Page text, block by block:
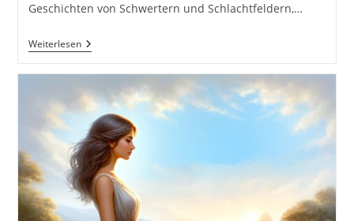
Geschichten von Schwertern und Schlachtfeldern,…
WeiterlesenDie
36
Moderne
Fabeln